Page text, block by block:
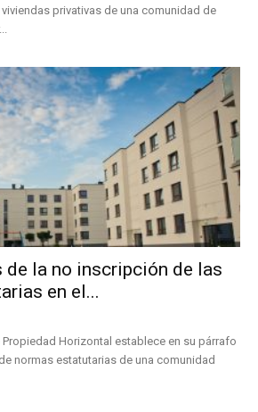
privativas de una comunidad de
de la no inscripción de las
en el...
Propiedad Horizontal establece en su párrafo
normas estatutarias de una comunidad